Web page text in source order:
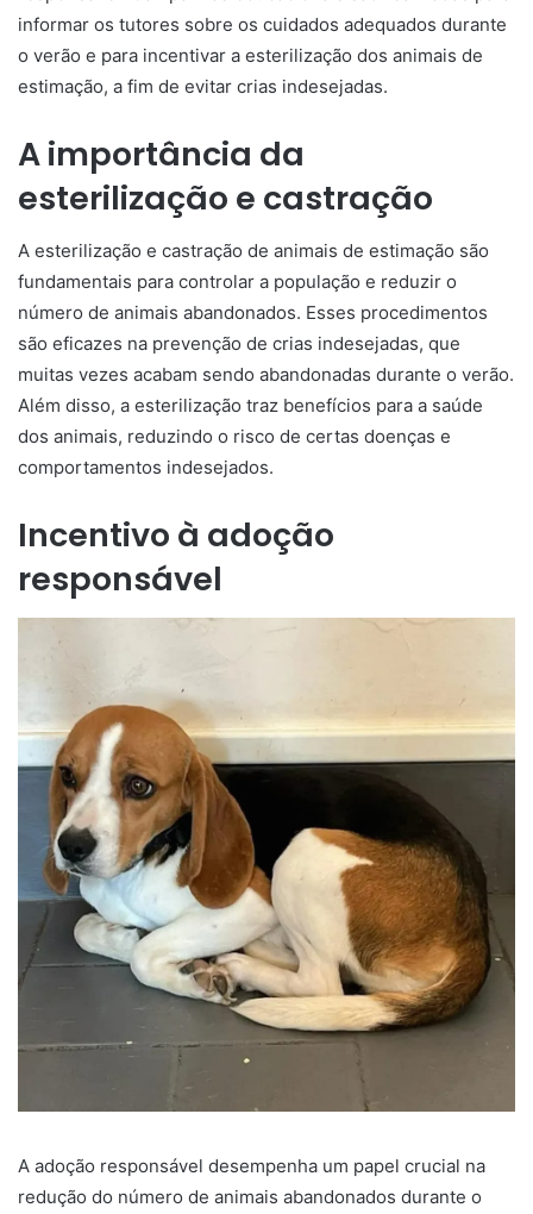
informar os tutores sobre os cuidados adequados durante
o verão e para incentivar a esterilização dos animais de
estimação, a fim de evitar crias indesejadas.
A importância da
esterilização e castração
A esterilização e castração de animais de estimação são
fundamentais para controlar a população e reduzir o
número de animais abandonados. Esses procedimentos
são eficazes na prevenção de crias indesejadas, que
muitas vezes acabam sendo abandonadas durante o verão.
Além disso, a esterilização traz benefícios para a saúde
dos animais, reduzindo o risco de certas doenças e
comportamentos indesejados.
Incentivo à adoção
responsável
A adoção responsável desempenha um papel crucial na
redução do número de animais abandonados durante o